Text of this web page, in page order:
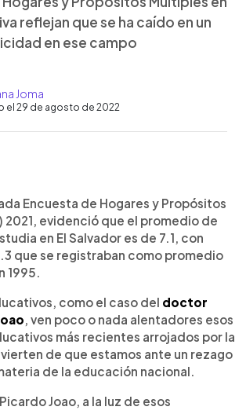
reflejan que se ha caído en un
en ese campo
Joma
el 29 de agosto de 2022
artículo
Encuesta de Hogares y Propósitos
2021, evidenció que el promedio de
en El Salvador es de 7.1, con
que se registraban como promedio
1995.
como el caso del doctor
, ven poco o nada alentadores esos
más recientes arrojados por la
de que estamos ante un rezago
de la educación nacional.
Joao, a la luz de esos